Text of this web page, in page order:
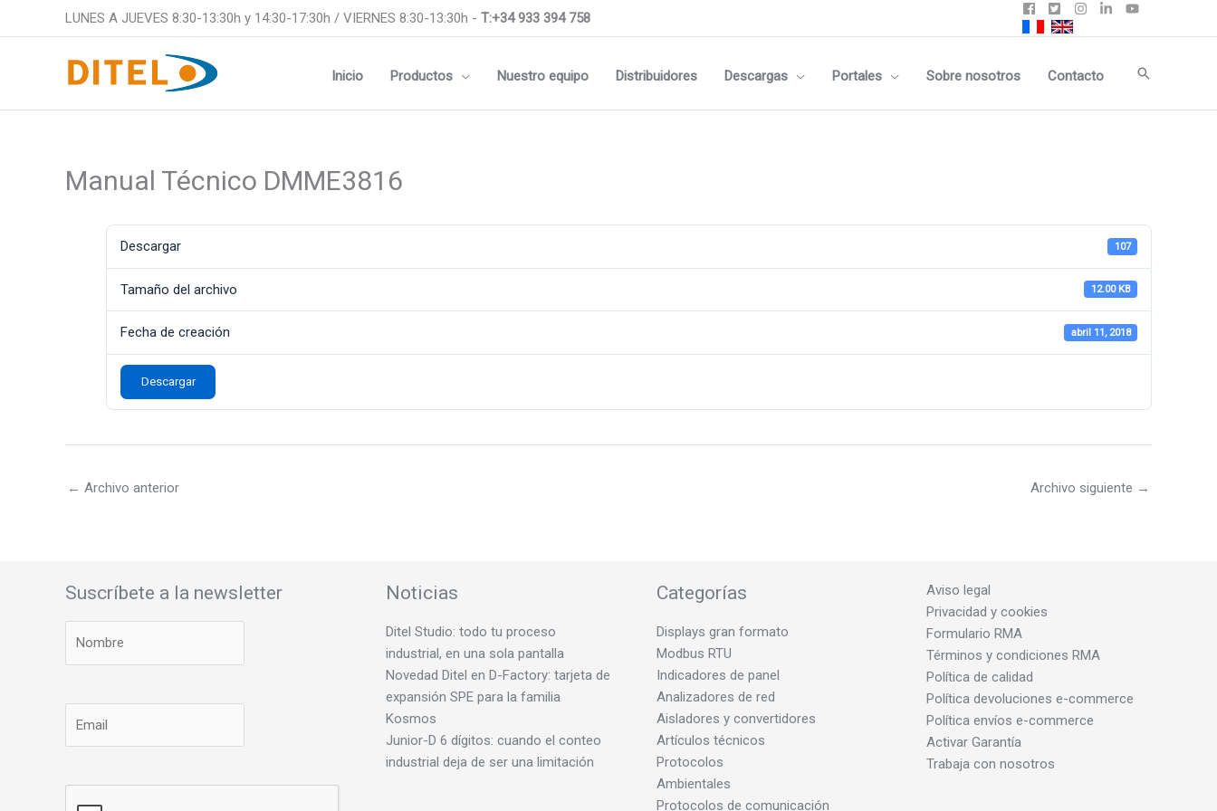
LUNES A JUEVES 8:30-13:30h y 14:30-17:30h / VIERNES 8:30-13:30h - T:+34 933 394 758
Inicio Productos Nuestro equipo Distribuidores Descargas Portales Sobre nosotros Contacto Buscar
Manual Técnico DMME3816
Descargar 107
Tamaño del archivo 12.00 KB
Fecha de creación abril 11, 2018
Descargar
← Archivo anterior Archivo siguiente →
Suscríbete a la newsletter Noticias
Ditel Studio: todo tu proceso
industrial, en una sola pantalla
Novedad Ditel en D-Factory: tarjeta de
expansión SPE para la familia
Kosmos
Junior-D 6 dígitos: cuando el conteo
industrial deja de ser una limitación
Categorías
Displays gran formato
Modbus RTU
Indicadores de panel
Analizadores de red
Aisladores y convertidores
Artículos técnicos
Protocolos
Ambientales
Protocolos de comunicación
Aviso legal
Privacidad y cookies
Formulario RMA
Términos y condiciones RMA
Política de calidad
Política devoluciones e-commerce
Política envíos e-commerce
Activar Garantía
Trabaja con nosotros